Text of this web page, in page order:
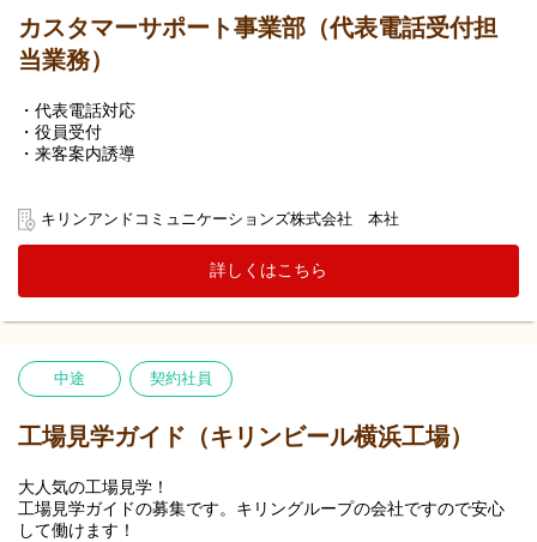
着任から1か月は電話対応のＯＪＴを中心に実施、独り立ち以降も
ストレスがかからないようにフォローする体制は整えています
電話対応が軌道に乗ってきた段階でメール・手紙ＯＪＴを実施、
ローする体制は整えています
カスタマーサポート事業部（代表電話受付担
当業務）
・代表電話対応
・役員受付
・来客案内誘導
キリンアンドコミュニケーションズ株式会社 本社
詳しくはこちら
中途 契約社員
工場見学ガイド（キリンビール横浜工場）
大人気の工場見学！
工場見学ガイドの募集です。キリングループの会社ですので安心
して働けます！